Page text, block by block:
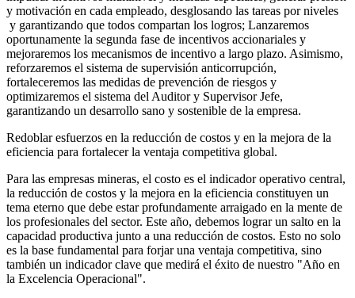
y motivación en cada empleado, desglosando las tareas por niveles
y garantizando que todos compartan los logros; Lanzaremos
oportunamente la segunda fase de incentivos accionariales y
mejoraremos los mecanismos de incentivo a largo plazo. Asimismo,
reforzaremos el sistema de supervisión anticorrupción,
fortaleceremos las medidas de prevención de riesgos y
optimizaremos el sistema del Auditor y Supervisor Jefe,
garantizando un desarrollo sano y sostenible de la empresa.
Redoblar esfuerzos en la reducción de costos y en la mejora de la
eficiencia para fortalecer la ventaja competitiva global.
Para las empresas mineras, el costo es el indicador operativo central,
la reducción de costos y la mejora en la eficiencia constituyen un
tema eterno que debe estar profundamente arraigado en la mente de
los profesionales del sector. Este año, debemos lograr un salto en la
capacidad productiva junto a una reducción de costos. Esto no solo
es la base fundamental para forjar una ventaja competitiva, sino
también un indicador clave que medirá el éxito de nuestro "Año en
la Excelencia Operacional".